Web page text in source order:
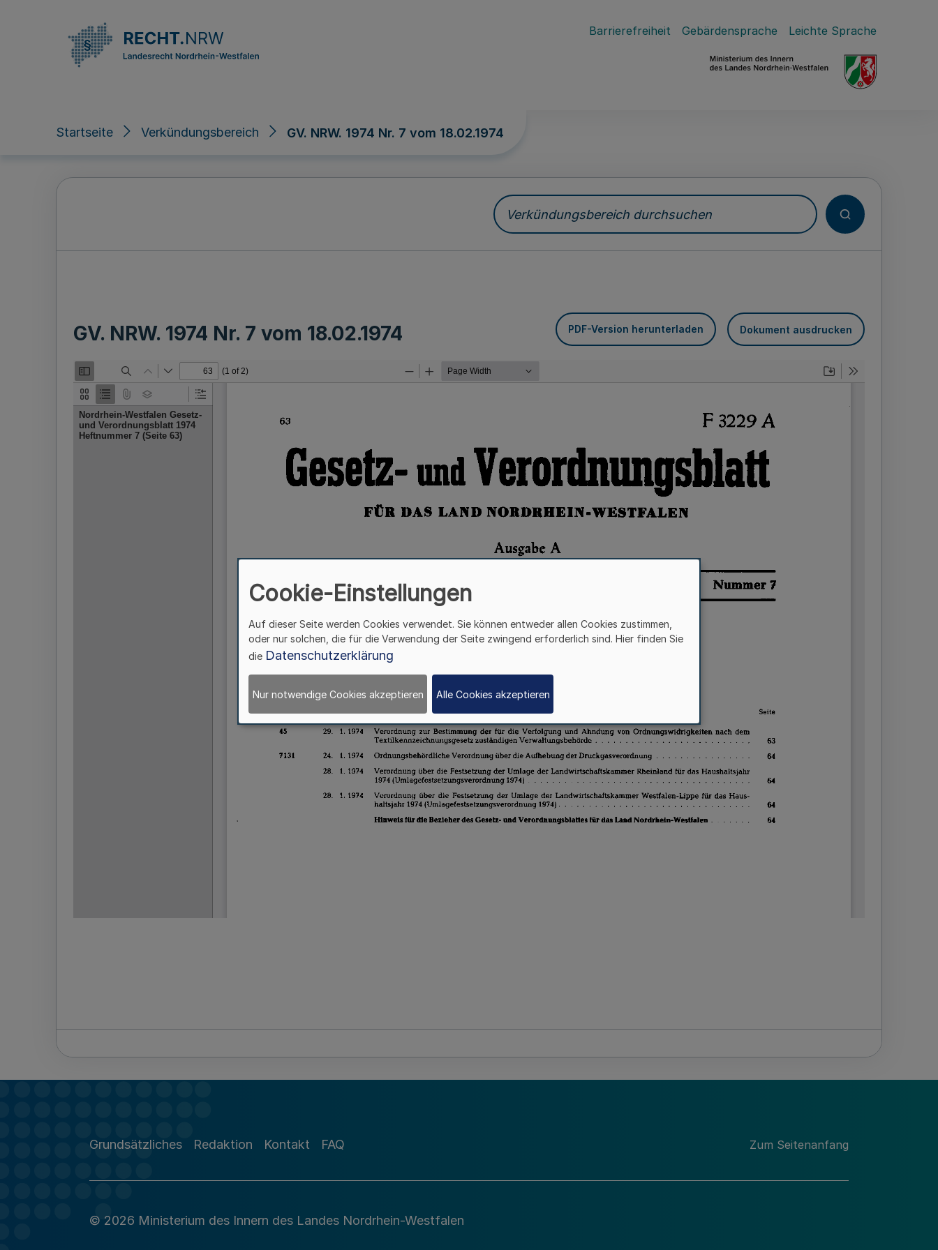
Barrierefreiheit Gebärdensprache Leichte Sprache
Startseite Verkündungsbereich GV. NRW. 1974 Nr. 7 vom 18.02.1974
Verkündungsbereich durchsuchen
GV. NRW. 1974 Nr. 7 vom 18.02.1974 PDF-Version herunterladen Dokument ausdrucken
Grundsätzliches Redaktion Kontakt FAQ Zum Seitenanfang
© 2026 Ministerium des Innern des Landes Nordrhein-Westfalen
Cookie-Einstellungen
Auf dieser Seite werden Cookies verwendet. Sie können entweder allen Cookies zustimmen,
oder nur solchen, die für die Verwendung der Seite zwingend erforderlich sind. Hier finden Sie
die Datenschutzerklärung
Nur notwendige Cookies akzeptieren Alle Cookies akzeptieren